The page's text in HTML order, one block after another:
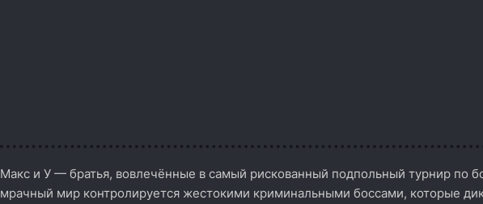
Макс и У — братья, вовлечённые в самый рискованный подпольный турнир по
мрачный мир контролируется жестокими криминальными боссами, которые